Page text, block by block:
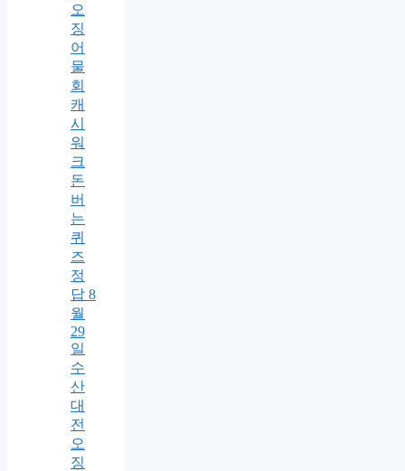
오
징
어
물
회
캐
시
워
크
돈
버
는
퀴
즈
정
답 8
월
29
일
수
산
대
전
오
징